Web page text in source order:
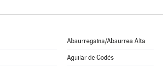
Abaurregaina/Abaurrea Alta
Aguilar de Codés